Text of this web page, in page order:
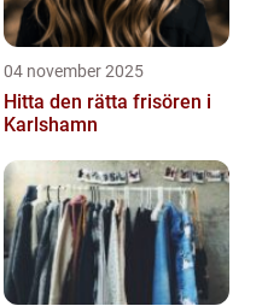
04 november 2025
Hitta den rätta frisören i
Karlshamn